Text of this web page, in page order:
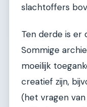
slachtoffers
Ten derde is er
Sommige
moeilijk
creatief zijn,
(het vragen